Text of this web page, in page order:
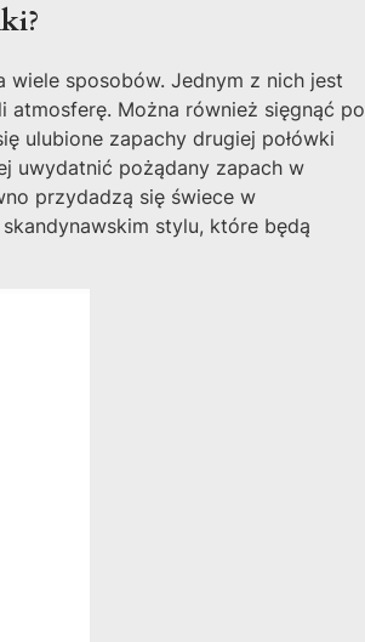
wiele sposobów. Jednym z nich jest
atmosferę. Można również sięgnąć po
ulubione zapachy drugiej połówki
uwydatnić pożądany zapach w
przydadzą się świece w
stylu, które będą